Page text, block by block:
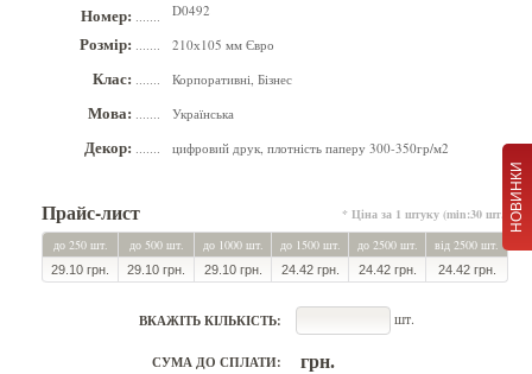
НОВИНКИ
Номер: D0492
Розмір: 210х105 мм Євро
Клас: Корпоративні, Бізнес
Мова: Українська
Декор: цифровий друк, плотність паперу 300-350гр/м2
Прайс-лист
* Ціна за 1 штуку (min:30 шт.)
до 250 шт.
до 500 шт. до 1000 шт. до 1500 шт. до 2500 шт. від 2500 шт.
29.10 грн. 29.10 грн. 29.10 грн. 24.42 грн. 24.42 грн. 24.42 грн.
ВКАЖІТЬ КІЛЬКІСТЬ: шт.
СУМА ДО СПЛАТИ: грн.